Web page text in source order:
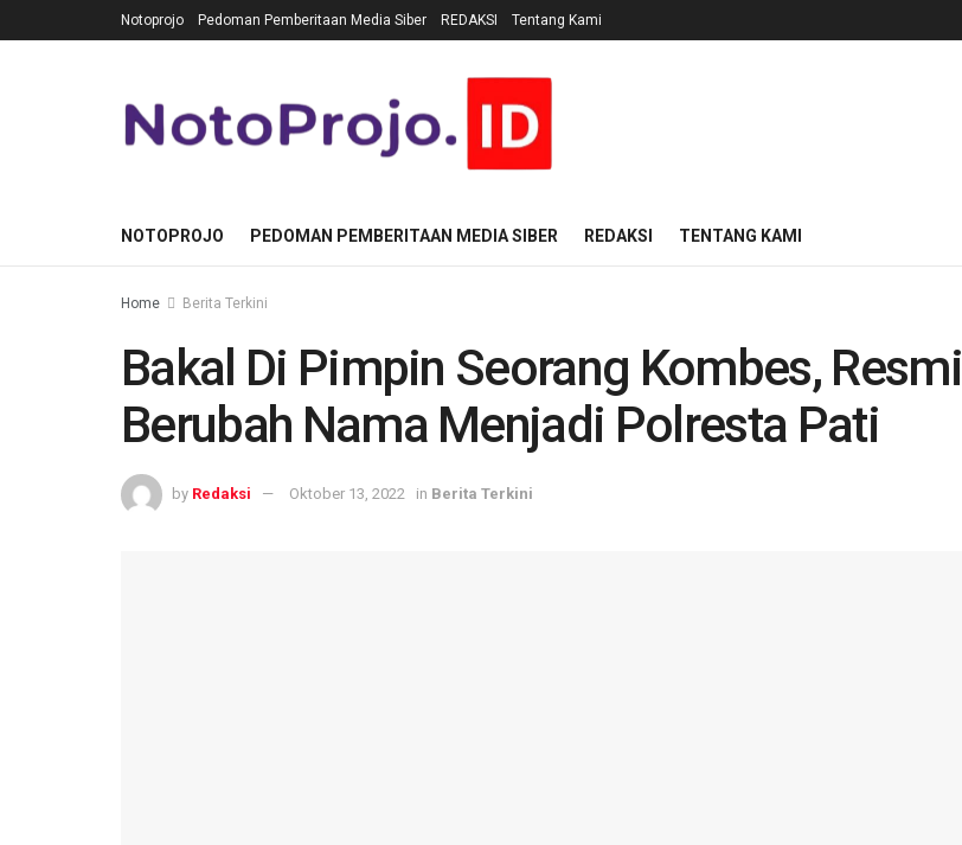
Notoprojo Pedoman Pemberitaan Media Siber REDAKSI Tentang Kami
NOTOPROJO PEDOMAN PEMBERITAAN MEDIA SIBER REDAKSI TENTANG KAMI
Home Berita Terkini
Bakal Di Pimpin Seorang Kombes, Resmi
Berubah Nama Menjadi Polresta Pati
by Redaksi Oktober 13, 2022 in Berita Terkini